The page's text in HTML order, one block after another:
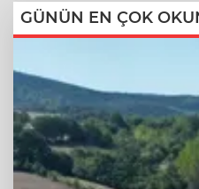
GÜNÜN EN ÇOK